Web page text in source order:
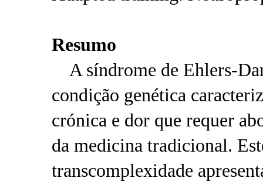
Resumo
A síndrome de Ehlers-
condição genética
crónica e dor que requer
da medicina tradicional.
transcomplexidade